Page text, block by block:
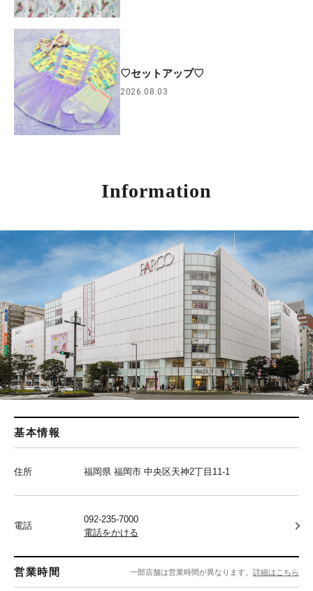
♡セットアップ♡
2026.08.03
Information
基本情報
住所 福岡県 福岡市 中央区天神2丁目11-1
電話
092-235-7000
電話をかける
営業時間 一部店舗は営業時間が異なります。 詳細はこちら